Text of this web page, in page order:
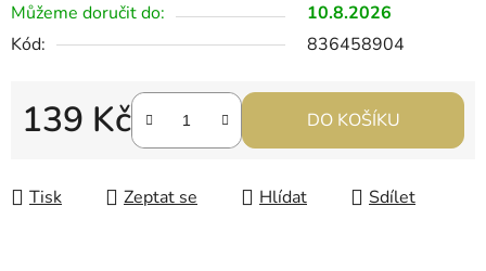
Můžeme doručit do:
10.8.2026
Kód:
836458904
139 Kč DO KOŠÍKU
Tisk Zeptat se Hlídat Sdílet